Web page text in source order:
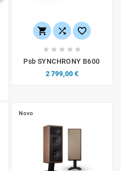
  
    
Psb SYNCHRONY B600
2 799,00 €
Novo